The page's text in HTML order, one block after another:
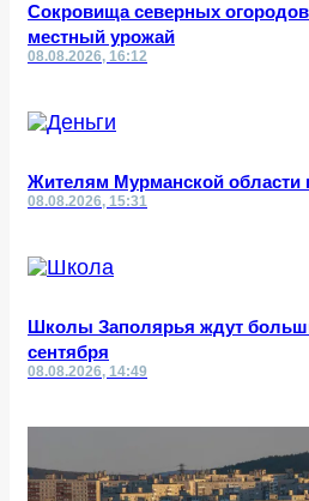
Сокровища северных
местный урожай
08.08.2026, 16:12
Жителям Мурманской области
08.08.2026, 15:31
Школы Заполярья ждут
сентября
08.08.2026, 14:49